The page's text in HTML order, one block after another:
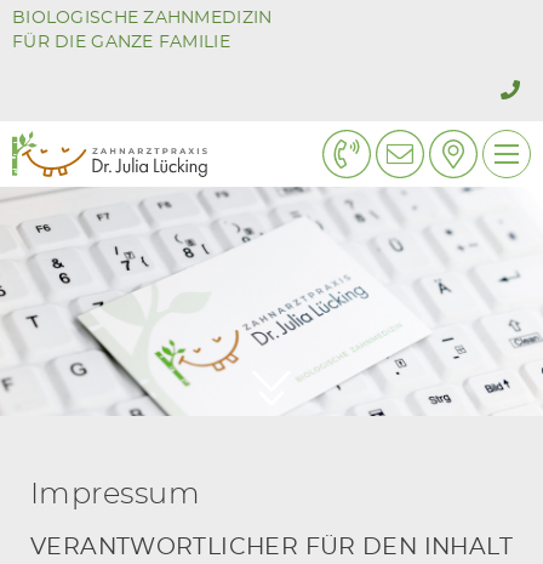
BIOLOGISCHE ZAHNMEDIZIN
FÜR DIE GANZE FAMILIE
Impressum
VERANTWORTLICHER FÜR DEN INHALT